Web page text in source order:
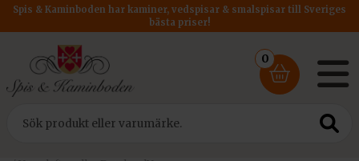
Spis & Kaminboden har kaminer, vedspisar & smalspisar till Sveriges
bästa priser!
0